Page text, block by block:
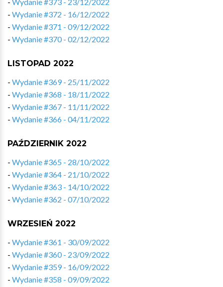
- Wydanie #372 - 16/12/2022
- Wydanie #371 - 09/12/2022
- Wydanie #370 - 02/12/2022
LISTOPAD 2022
- Wydanie #369 - 25/11/2022
- Wydanie #368 - 18/11/2022
- Wydanie #367 - 11/11/2022
- Wydanie #366 - 04/11/2022
PAŹDZIERNIK 2022
- Wydanie #365 - 28/10/2022
- Wydanie #364 - 21/10/2022
- Wydanie #363 - 14/10/2022
- Wydanie #362 - 07/10/2022
WRZESIEŃ 2022
- Wydanie #361 - 30/09/2022
- Wydanie #360 - 23/09/2022
- Wydanie #359 - 16/09/2022
- Wydanie #358 - 09/09/2022